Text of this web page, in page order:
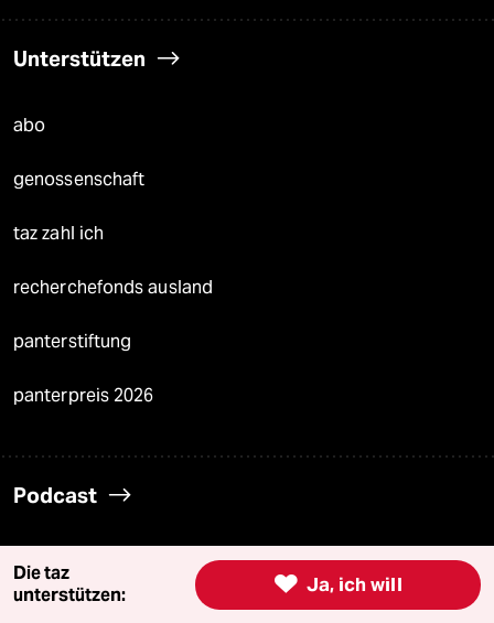
Unterstützen
abo
genossenschaft
taz zahl ich
recherchefonds ausland
panterstiftung
panterpreis 2026
Podcast
bundestalk
 Ja, ich will
Die taz
unterstützen: